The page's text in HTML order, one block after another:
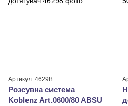
Артикул: 46298
Розсувна система
Koblenz Art.0600/80 ABSU